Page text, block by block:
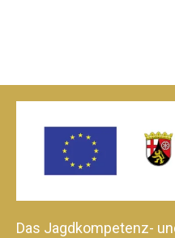
Das Jagdkompetenz-